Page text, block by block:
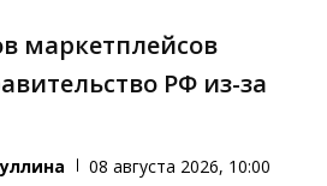
маркетплейсов
РФ из-за
08 августа 2026, 10:00